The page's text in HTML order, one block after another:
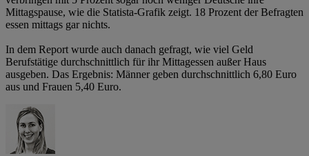
Mittagspause, wie die Statista-Grafik zeigt. 18 Prozent der Befragten
essen mittags gar nichts.
In dem Report wurde auch danach gefragt, wie viel Geld
Berufstätige durchschnittlich für ihr Mittagessen außer Haus
ausgeben. Das Ergebnis: Männer geben durchschnittlich 6,80 Euro
aus und Frauen 5,40 Euro.